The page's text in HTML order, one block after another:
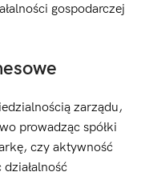
gospodarczej
zarządu,
prowadząc spółki
czy aktywność